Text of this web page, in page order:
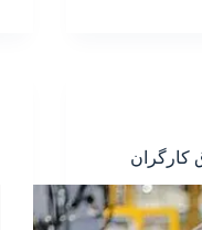
کارگران